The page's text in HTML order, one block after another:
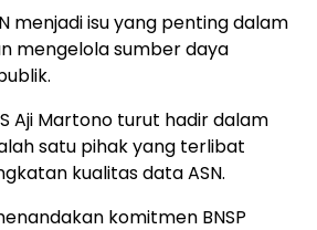
menjadi isu yang penting dalam
mengelola sumber daya
Aji Martono turut hadir dalam
satu pihak yang terlibat
kualitas data ASN.
komitmen BNSP